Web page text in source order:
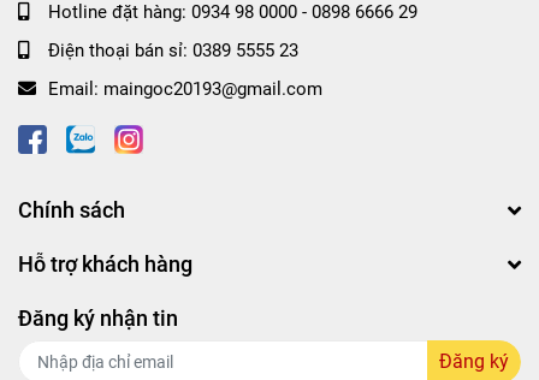
Hơn nữa vì độ lành tính của em nó nên có thể tẩy trang
cho cả vùng mắt môi.
Hotline đặt hàng: 0934 98 0000 - 0898 6666 29
Điện thoại bán sỉ: 0389 5555 23
Email: maingoc20193@gmail.com
Chính sách
Hỗ trợ khách hàng
Đăng ký nhận tin
Đăng ký